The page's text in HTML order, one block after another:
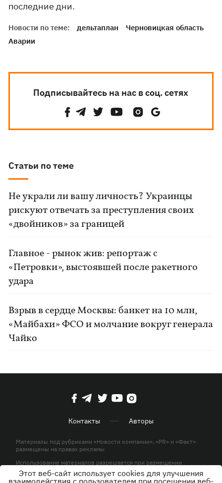
последние дни.
Новости по теме: дельтаплан
Черновицкая область
Аварии
Подписывайтесь на нас в соц. сетях
Статьи по теме
Не украли ли вашу личность? Украинцы
рискуют отвечать за преступления своих
«двойников» за границей
Главное - рынок жив: репортаж с
«Петровки», выстоявшей после ракетного
удара
Взрыв в сердце Москвы: банкет на 10 млн,
«Майбахи» ФСО и молчание вокруг генерала
Чайко
Контакты Авторы
Материалы под рубриками «Новости компании», «PR» и «Факт»
размещены на правах рекламы
Использование материалов разрешается при размещении
активной гиперссылки на KP.UA в первом абзаце.
Этот веб-сайт использует cookies для улучшения
взаимодействия с пользователем при посещении веб-